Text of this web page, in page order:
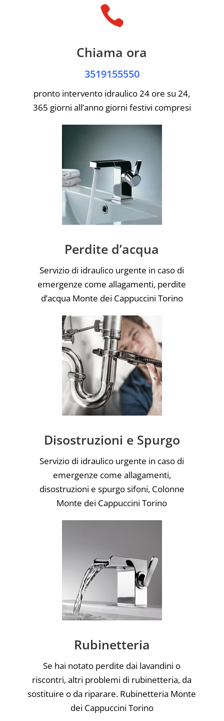

Chiama ora
3519155550
pronto intervento idraulico 24 ore su 24,
365 giorni all’anno giorni festivi compresi
Perdite d’acqua
Servizio di idraulico urgente in caso di
emergenze come allagamenti, perdite
d’acqua Monte dei Cappuccini Torino
Disostruzioni e Spurgo
Servizio di idraulico urgente in caso di
emergenze come allagamenti,
disostruzioni e spurgo sifoni, Colonne
Monte dei Cappuccini Torino
Rubinetteria
Se hai notato perdite dai lavandini o
riscontri, altri problemi di rubinetteria, da
sostituire o da riparare. Rubinetteria Monte
dei Cappuccini Torino